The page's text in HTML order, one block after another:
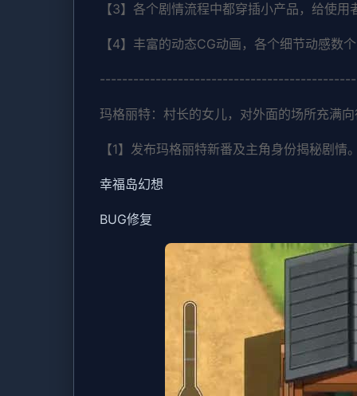
【3】各个剧情流程中都穿插小产品，给使用
【4】丰富的动态CG动画，各个细节动感数
玛格丽特：村长的女儿，对外面的场所充满
【1】发布玛格丽特新番及主角身份揭秘剧情
幸福岛幻想
BUG修复